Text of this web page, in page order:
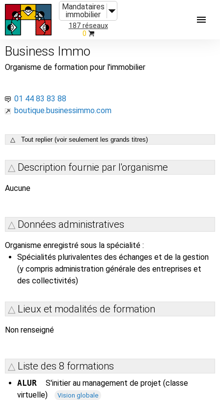
Mandataires
immobilier
187 réseaux
0
Business Immo
Organisme de formation pour l'immobilier
01 44 83 83 88
boutique.businessimmo.com
△ Tout replier (voir seulement les grands titres)
Description fournie par l'organisme
Aucune
Données administratives
Organisme enregistré sous la spécialité :
Spécialités plurivalentes des échanges et de la gestion
(y compris administration générale des entreprises et
des collectivités)
Lieux et modalités de formation
Non renseigné
Liste des 8 formations
ALUR
S'initier au management de projet (classe
virtuelle)
Vision globale